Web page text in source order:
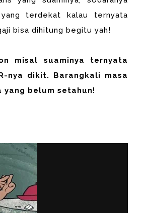
terdekat kalau ternyata
bisa dihitung begitu yah!
misal suaminya ternyata
nya dikit. Barangkali masa
yang belum setahun!